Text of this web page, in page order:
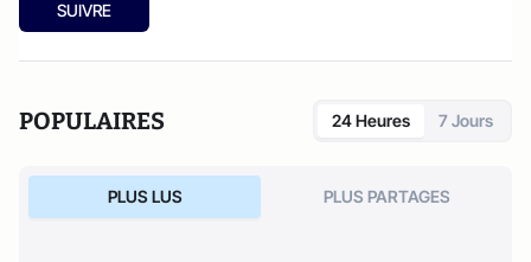
SUIVRE
POPULAIRES 24 Heures 7 Jours
PLUS LUS PLUS PARTAGES